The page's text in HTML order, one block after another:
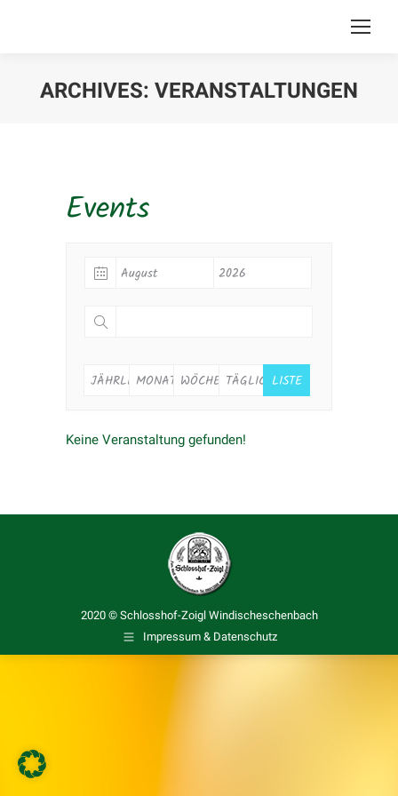
ARCHIVES: VERANSTALTUNGEN
Events
JÄHRLICHMONATLICHWÖCHENTLICH
TÄGLICHLISTE
Keine Veranstaltung gefunden!
2020 © Schlosshof-Zoigl Windischeschenbach
Impressum & Datenschutz